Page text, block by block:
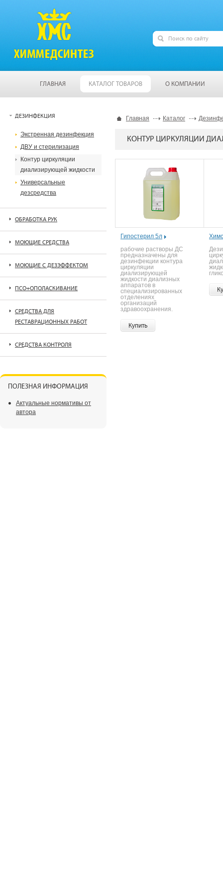
ГЛАВНАЯ КАТАЛОГ ТОВАРОВ О КОМПАНИИ
Главная Каталог
КОНТУР ЦИРКУЛЯЦИИ
Гипостерил 5л
рабочие растворы ДС
предназначены для
дезинфекции контура
циркуляции
диализирующей
жидкости диализных
аппаратов в
специализированных
отделениях
организаций
здравоохранения.
Купить
ДЕЗИНФЕКЦИЯ
Экстренная дезинфекция
ДВУ и стерилизация
Контур циркуляции
диализирующей жидкости
Универсальные
дезсредства
ОБРАБОТКА РУК
МОЮЩИЕ СРЕДСТВА
МОЮЩИЕ С ДЕЗЭФФЕКТОМ
ПСО+ОПОЛАСКИВАНИЕ
СРЕДСТВА ДЛЯ
РЕСТАВРАЦИОННЫХ РАБОТ
СРЕДСТВА КОНТРОЛЯ
ПОЛЕЗНАЯ ИНФОРМАЦИЯ
Актуальные нормативы от
автора